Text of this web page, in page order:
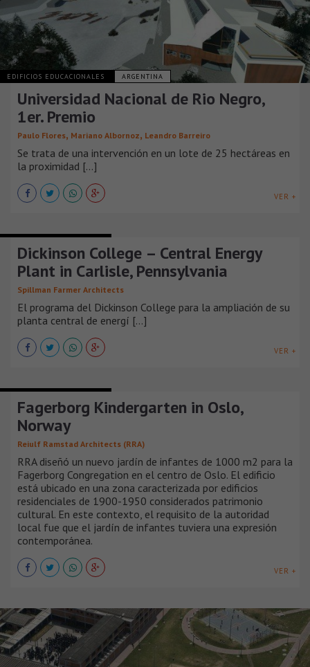
EDIFICIOS EDUCACIONALES ARGENTINA
Universidad Nacional de Rio Negro,
1er. Premio
Paulo Flores, Mariano Albornoz, Leandro Barreiro
Se trata de una intervención en un lote de 25 hectáreas en
la proximidad [...]
VER +
Dickinson College – Central Energy
Plant in Carlisle, Pennsylvania
Spillman Farmer Architects
El programa del Dickinson College para la ampliación de su
planta central de energí [...]
VER +
Fagerborg Kindergarten in Oslo,
Norway
Reiulf Ramstad Architects (RRA)
RRA diseñó un nuevo jardín de infantes de 1000 m2 para la
Fagerborg Congregation en el centro de Oslo. El edificio
está ubicado en una zona caracterizada por edificios
residenciales de 1900-1950 considerados patrimonio
cultural. En este contexto, el requisito de la autoridad
local fue que el jardín de infantes tuviera una expresión
contemporánea.
VER +